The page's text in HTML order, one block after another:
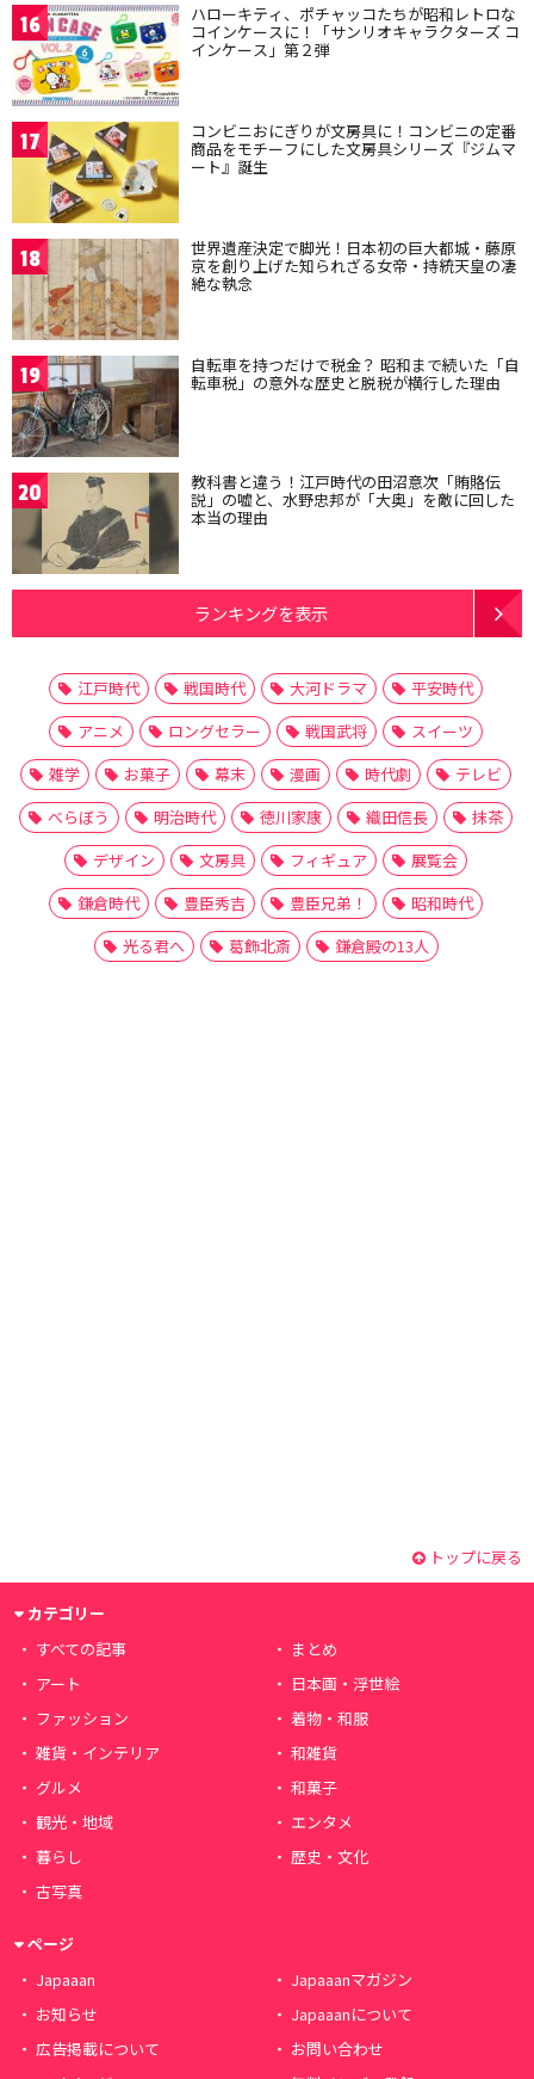
16 ハローキティ、ポチャッコたちが昭和レトロな
コインケースに！「サンリオキャラクターズ コ
インケース」第２弾
17 コンビニおにぎりが文房具に！コンビニの定番
商品をモチーフにした文房具シリーズ『ジムマ
ート』誕生
18 世界遺産決定で脚光！日本初の巨大都城・藤原
京を創り上げた知られざる女帝・持統天皇の凄
絶な執念
19 自転車を持つだけで税金？ 昭和まで続いた「自
転車税」の意外な歴史と脱税が横行した理由
20 教科書と違う！江戸時代の田沼意次「賄賂伝
説」の嘘と、水野忠邦が「大奥」を敵に回した
本当の理由
ランキングを表示
江戸時代 戦国時代 大河ドラマ
平安時代
アニメ
ロングセラー 戦国武将
スイーツ
雑学
お菓子 幕末 漫画 時代劇
テレビ
べらぼう
明治時代 徳川家康 織田信長
抹茶
デザイン
文房具 フィギュア
展覧会
鎌倉時代
豊臣秀吉 豊臣兄弟！
昭和時代
光る君へ
葛飾北斎 鎌倉殿の13人
トップに戻る
カテゴリー
すべての記事
まとめ
アート
日本画・浮世絵
ファッション
着物・和服
雑貨・インテリア
和雑貨
グルメ
和菓子
観光・地域
エンタメ
暮らし
歴史・文化
古写真
ページ
Japaaan
Japaaanマガジン
お知らせ
Japaaanについて
広告掲載について
お問い合わせ